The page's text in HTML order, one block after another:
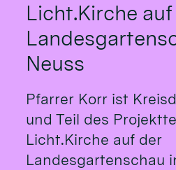
Licht.Kirche
Neuss
Pfarrer Korr ist
und Teil des
Licht.Kirche auf der
Landesgartenschau